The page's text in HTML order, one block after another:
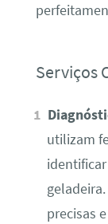
Serviços
utilizam
precisas